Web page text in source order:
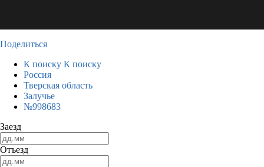
Поделиться
К поиску К поиску
Россия
Тверская область
Залучье
№998683
Заезд
Отъезд